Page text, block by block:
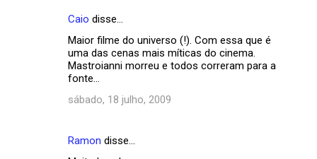
Caio disse…
Maior filme do universo (!). Com essa que é
uma das cenas mais míticas do cinema.
Mastroianni morreu e todos correram para a
fonte...
sábado, 18 julho, 2009
Ramon disse…